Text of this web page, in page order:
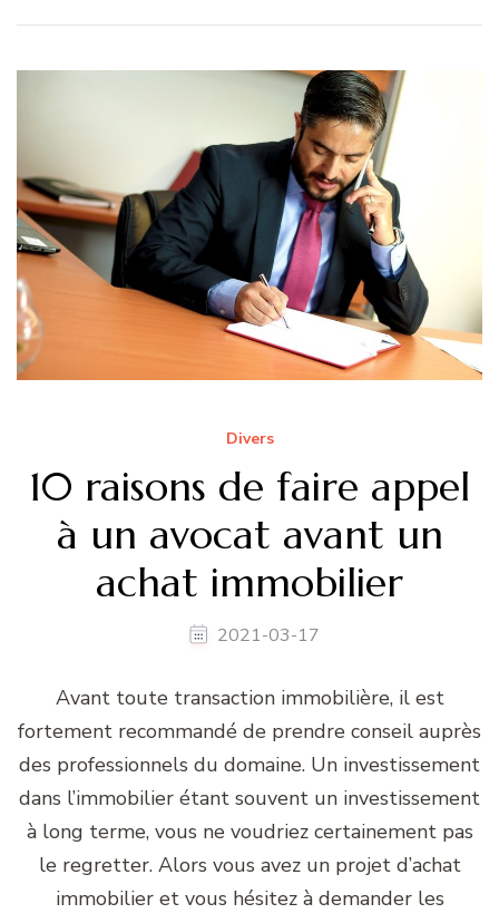
Divers
10 raisons de faire appel
à un avocat avant un
achat immobilier
2021-03-17
Avant toute transaction immobilière, il est
fortement recommandé de prendre conseil auprès
des professionnels du domaine. Un investissement
dans l’immobilier étant souvent un investissement
à long terme, vous ne voudriez certainement pas
le regretter. Alors vous avez un projet d’achat
immobilier et vous hésitez à demander les